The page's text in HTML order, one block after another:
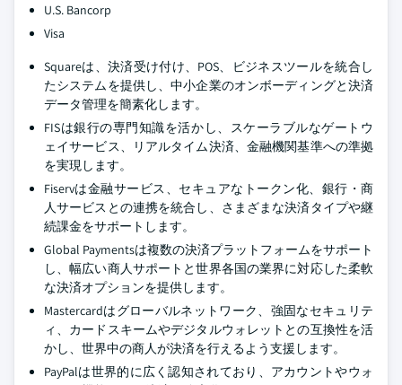
U.S. Bancorp
Visa
Squareは、決済受け付け、POS、ビジネスツールを統合し
たシステムを提供し、中小企業のオンボーディングと決済
データ管理を簡素化します。
FISは銀行の専門知識を活かし、スケーラブルなゲートウ
ェイサービス、リアルタイム決済、金融機関基準への準拠
を実現します。
Fiservは金融サービス、セキュアなトークン化、銀行・商
人サービスとの連携を統合し、さまざまな決済タイプや継
続課金をサポートします。
Global Paymentsは複数の決済プラットフォームをサポート
し、幅広い商人サポートと世界各国の業界に対応した柔軟
な決済オプションを提供します。
Mastercardはグローバルネットワーク、強固なセキュリテ
ィ、カードスキームやデジタルウォレットとの互換性を活
かし、世界中の商人が決済を行えるよう支援します。
PayPalは世界的に広く認知されており、アカウントやウォ